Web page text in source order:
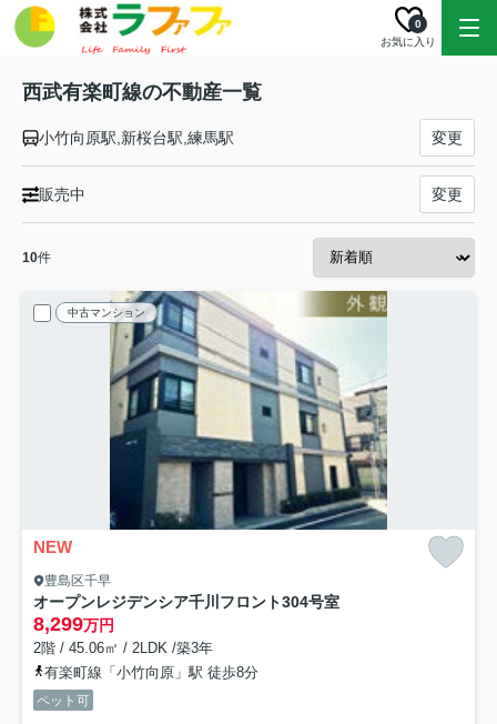
お気に入り
0
西武有楽町線の不動産一覧
小竹向原駅,新桜台駅,練馬駅 変更
販売中 変更
10件
中古マンション
NEW
豊島区千早
オープンレジデンシア千川フロント304号室
8,299万円
2階 / 45.06㎡ / 2LDK /築3年
有楽町線「小竹向原」駅 徒歩8分
ペット可